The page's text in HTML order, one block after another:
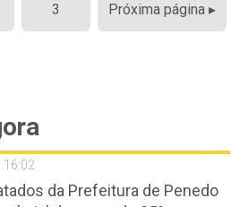
3 Próxima página ▸
16:02
da Prefeitura de Penedo